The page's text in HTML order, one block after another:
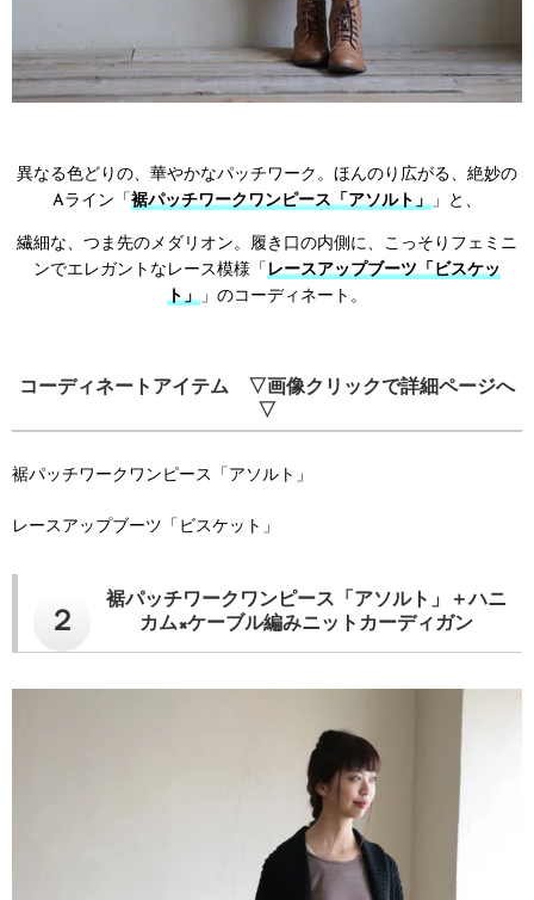
異なる色どりの、華やかなパッチワーク。ほんのり広がる、絶妙の
Aライン「 裾パッチワークワンピース「アソルト」 」と、
繊細な、つま先のメダリオン。履き口の内側に、こっそりフェミニ
ンでエレガントなレース模様「 レースアップブーツ「ビスケッ
ト」 」のコーディネート。
コーディネートアイテム ▽画像クリックで詳細ページへ
▽
裾パッチワークワンピース「アソルト」
レースアップブーツ「ビスケット」
２
裾パッチワークワンピース「アソルト」＋ハニ
カム×ケーブル編みニットカーディガン